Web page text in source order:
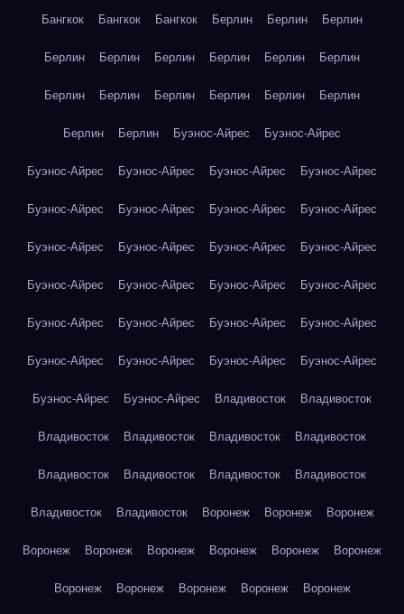
Бангкок Бангкок Бангкок Берлин Берлин Берлин
Берлин Берлин Берлин Берлин Берлин Берлин
Берлин Берлин Берлин Берлин Берлин Берлин
Берлин Берлин Буэнос-Айрес Буэнос-Айрес
Буэнос-Айрес Буэнос-Айрес Буэнос-Айрес Буэнос-Айрес
Буэнос-Айрес Буэнос-Айрес Буэнос-Айрес Буэнос-Айрес
Буэнос-Айрес Буэнос-Айрес Буэнос-Айрес Буэнос-Айрес
Буэнос-Айрес Буэнос-Айрес Буэнос-Айрес Буэнос-Айрес
Буэнос-Айрес Буэнос-Айрес Буэнос-Айрес Буэнос-Айрес
Буэнос-Айрес Буэнос-Айрес Буэнос-Айрес Буэнос-Айрес
Буэнос-Айрес Буэнос-Айрес Владивосток Владивосток
Владивосток Владивосток Владивосток Владивосток
Владивосток Владивосток Владивосток Владивосток
Владивосток Владивосток Воронеж Воронеж Воронеж
Воронеж Воронеж Воронеж Воронеж Воронеж Воронеж
Воронеж Воронеж Воронеж Воронеж Воронеж